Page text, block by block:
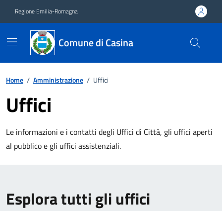
Regione Emilia-Romagna
Comune di Casina
Home / Amministrazione / Uffici
Uffici
Le informazioni e i contatti degli Uffici di Città, gli uffici aperti
al pubblico e gli uffici assistenziali.
Esplora tutti gli uffici